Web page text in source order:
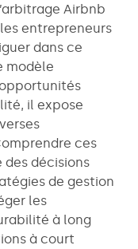
Airbnb
entrepreneurs
dans ce
modèle
il expose
ces
décisions
de gestion
les
à long
à court